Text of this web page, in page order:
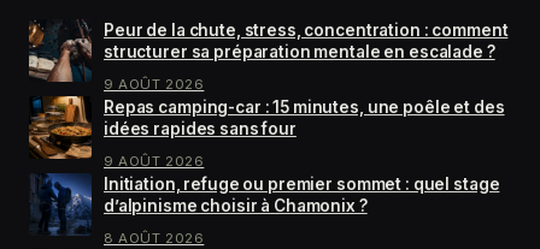
Peur de la chute, stress, concentration : comment
structurer sa préparation mentale en escalade ?
9 AOÛT 2026
Repas camping-car : 15 minutes, une poêle et des
idées rapides sans four
9 AOÛT 2026
Initiation, refuge ou premier sommet : quel stage
d’alpinisme choisir à Chamonix ?
8 AOÛT 2026